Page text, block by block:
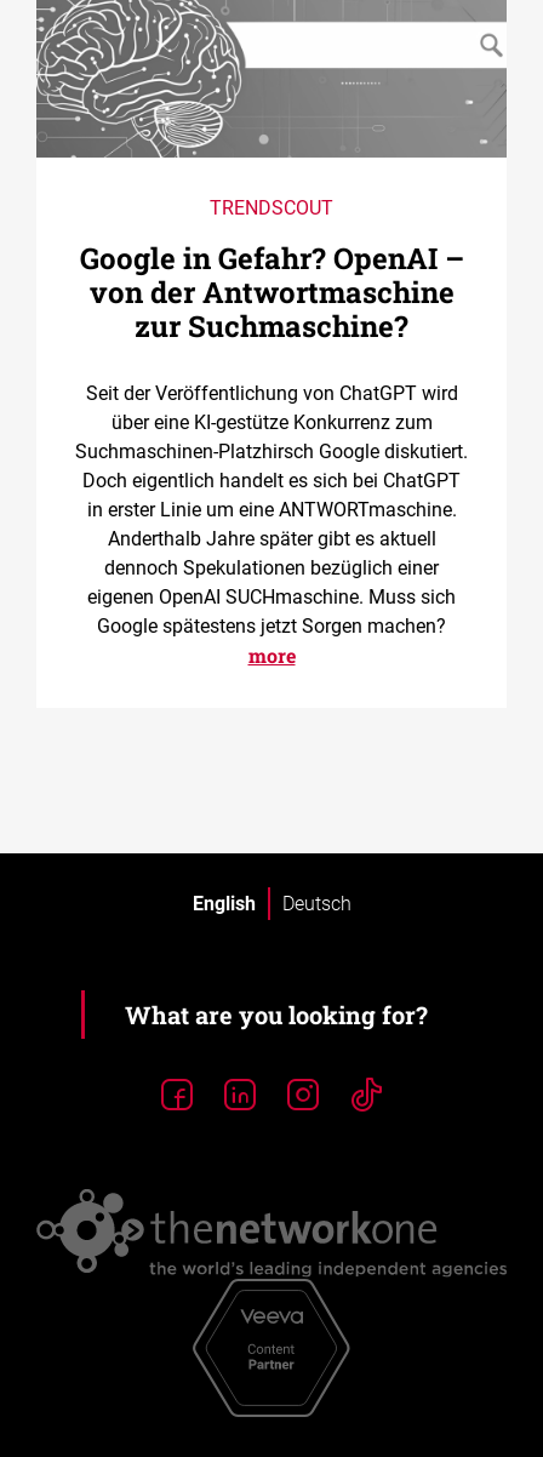
TRENDSCOUT
Google in Gefahr? OpenAI –
von der Antwortmaschine
zur Suchmaschine?
Seit der Veröffentlichung von ChatGPT wird
über eine KI-gestütze Konkurrenz zum
Suchmaschinen-Platzhirsch Google diskutiert.
Doch eigentlich handelt es sich bei ChatGPT
in erster Linie um eine ANTWORTmaschine.
Anderthalb Jahre später gibt es aktuell
dennoch Spekulationen bezüglich einer
eigenen OpenAI SUCHmaschine. Muss sich
Google spätestens jetzt Sorgen machen?
more
English Deutsch